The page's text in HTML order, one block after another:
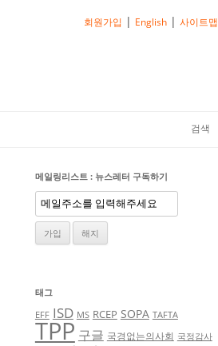
검색
회원가입 | English |사이트맵
메일링리스트 : 뉴스레터 구독하기
태그
EFF ISD MS RCEP SOPA TAFTA
TPP 구글 국경없는의사회 국정감사